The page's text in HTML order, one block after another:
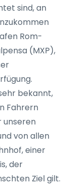
sind, an
Rom-
(MXP),
bekannt,
Fahrern
unseren
von allen
einer
der
Ziel gilt.